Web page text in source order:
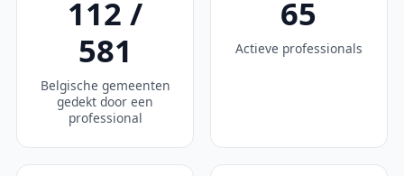
112 /
581
Belgische gemeenten
gedekt door een
professional
65
Actieve professionals